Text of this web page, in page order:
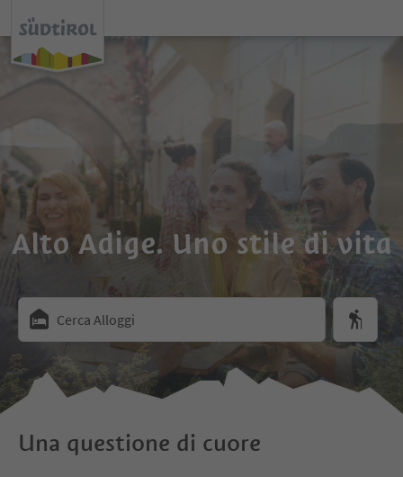
Alto Adige. Uno stile di vita
Cerca Alloggi
Una questione di cuore